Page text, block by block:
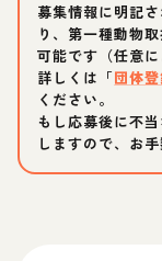
募集情報に明記
り、第一種動物
可能です（任意に
詳しくは「団体
ください。
もし応募後に不
しますので、お